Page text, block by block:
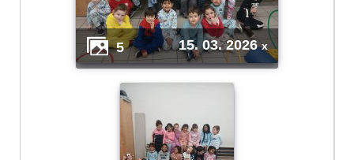
5 15. 03. 2026x